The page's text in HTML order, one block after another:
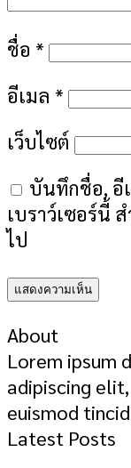
ชื่อ *
อีเมล *
เว็บไซต์
บันทึกชื่อ, อี
เบราว์เซอร์นี้
ไป
About
Lorem ipsum
adipiscing
euismod
Latest Posts